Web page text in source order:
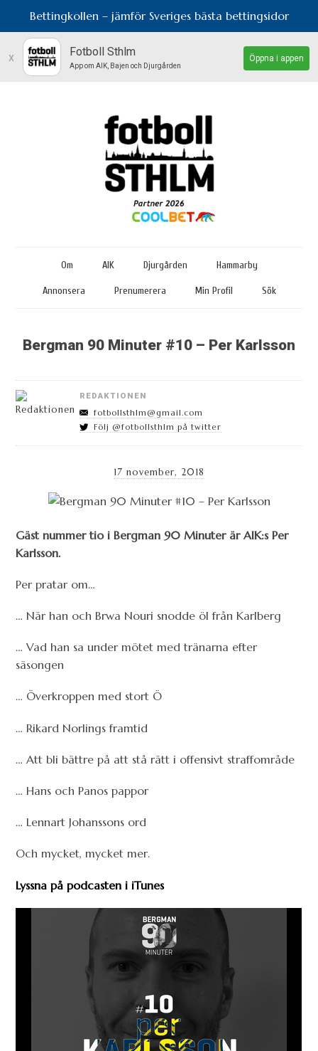
Bettingkollen – jämför Sveriges bästa bettingsidor
x Fotboll Sthlm
App om AIK, Bajen och Djurgården
Öppna i appen
Om AIK Djurgården Hammarby
Annonsera Prenumerera Min Profil Sök
Bergman 90 Minuter #10 – Per Karlsson
REDAKTIONEN
fotbollsthlm@gmail.com
Följ @fotbollsthlm på twitter
17 november, 2018
Gäst nummer tio i Bergman 90 Minuter är AIK:s Per
Karlsson.
Per pratar om…
… När han och Brwa Nouri snodde öl från Karlberg
… Vad han sa under mötet med tränarna efter
säsongen
… Överkroppen med stort Ö
… Rikard Norlings framtid
… Att bli bättre på att stå rätt i offensivt straffområde
… Hans och Panos pappor
… Lennart Johanssons ord
Och mycket, mycket mer.
Lyssna på podcasten i iTunes